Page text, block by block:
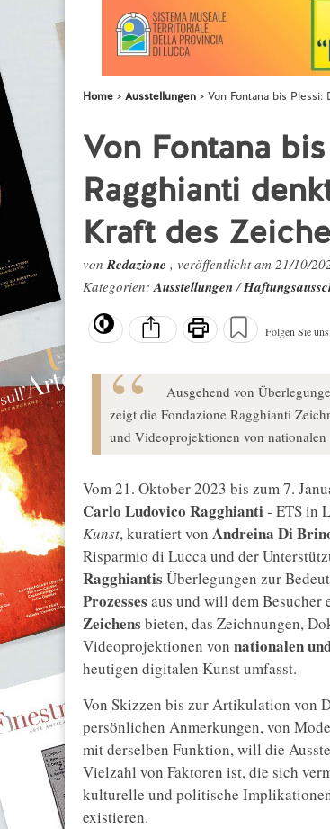
Home Ausstellungen Von Fontana bis
Von Fontana
Ragghianti
Kraft des
vonRedazione , veröffentlicht am 21/10/
Kategorien:Ausstellungen/
Folgen Sie
Ausgehend von
zeigt die Fondazione Ragghianti
und Videoprojektionen von
Vom 21. Oktober 2023 bis zum 7.
Carlo Ludovico Ragghianti- ETS in
Kunst, kuratiert von Andreina Di
Risparmio di Lucca und der
Ragghiantis Überlegungen zur
Prozesses aus und will dem Besucher
Zeichens bieten, das Zeichnungen,
Videoprojektionen von nationalen
heutigen digitalen Kunst umfasst.
Von Skizzen bis zur Artikulation von
persönlichen Anmerkungen, von
mit derselben Funktion, will die
Vielzahl von Faktoren ist, die sich
kulturelle und politische
existieren.